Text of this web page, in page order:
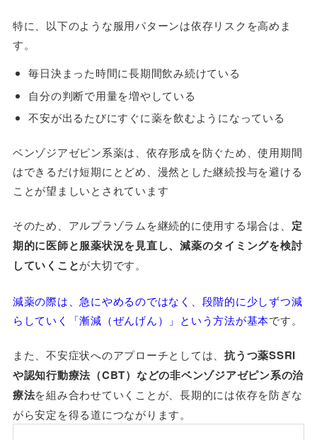
特に、以下のような服用パターンは依存リスクを高めま
す。
毎日決まった時間に長期間飲み続けている
自分の判断で用量を増やしている
不安が出るたびにすぐに薬を飲むようになっている
ベンゾジアゼピン系薬は、依存形成を防ぐため、使用期間
はできるだけ短期にとどめ、漫然とした継続投与を避ける
ことが望ましいとされています
そのため、アルプラゾラムを継続的に使用する場合は、 定
期的に医師と服薬状況を見直し、減薬のタイミングを検討
していくことが大切です。
減薬の際は、急にやめるのではなく、段階的に少しずつ減
らしていく「漸減（ぜんげん）」という方法が基本です。
また、不安症状へのアプローチとしては、抗うつ薬SSRI
や認知行動療法（CBT）などの非ベンゾジアゼピン系の治
療法を組み合わせていくことが、長期的には依存を防ぎな
がら安定を得る道につながります。